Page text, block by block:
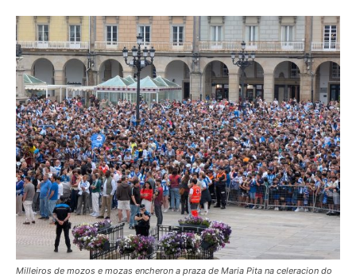
Milleiros de mozos e mozas encheron a praza de Maria Pita na celeracion do